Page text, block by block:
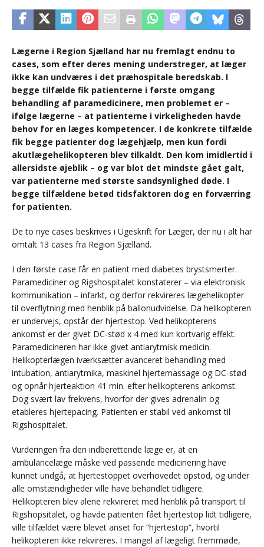
Lægerne i Region Sjælland har nu fremlagt endnu to
cases, som efter deres mening understreger, at læger
ikke kan undværes i det præhospitale beredskab. I
begge tilfælde fik patienterne i første omgang
behandling af paramedicinere, men problemet er –
ifølge lægerne – at patienterne i virkeligheden havde
behov for en læges kompetencer. I de konkrete tilfælde
fik begge patienter dog lægehjælp, men kun fordi
akutlægehelikopteren blev tilkaldt. Den kom imidlertid i
allersidste øjeblik – og var blot det mindste gået galt,
var patienterne med største sandsynlighed døde. I
begge tilfældene betød tidsfaktoren dog en forværring
for patienten.
De to nye cases beskrives i Ugeskrift for Læger, der nu i alt har
omtalt 13 cases fra Region Sjælland.
I den første case får en patient med diabetes brystsmerter.
Paramediciner og Rigshospitalet konstaterer – via elektronisk
kommunikation – infarkt, og derfor rekvireres lægehelikopter
til overflytning med henblik på ballonudvidelse. Da helikopteren
er undervejs, opstår der hjertestop. Ved helikopterens
ankomst er der givet DC-stød x 4 med kun kortvarig effekt.
Paramedicineren har ikke givet antiarytmisk medicin.
Helikopterlægen iværksætter avanceret behandling med
intubation, antiarytmika, maskinel hjertemassage og DC-stød
og opnår hjerteaktion 41 min. efter helikopterens ankomst.
Dog svært lav frekvens, hvorfor der gives adrenalin og
etableres hjertepacing. Patienten er stabil ved ankomst til
Rigshospitalet.
Vurderingen fra den indberettende læge er, at en
ambulancelæge måske ved passende medicinering have
kunnet undgå, at hjertestoppet overhovedet opstod, og under
alle omstændigheder ville have behandlet tidligere.
Helikopteren blev alene rekvireret med henblik på transport til
Rigshopsitalet, og havde patienten fået hjertestop lidt tidligere,
ville tilfældet være blevet anset for “hjertestop”, hvortil
helikopteren ikke rekvireres. I mangel af lægeligt fremmøde,